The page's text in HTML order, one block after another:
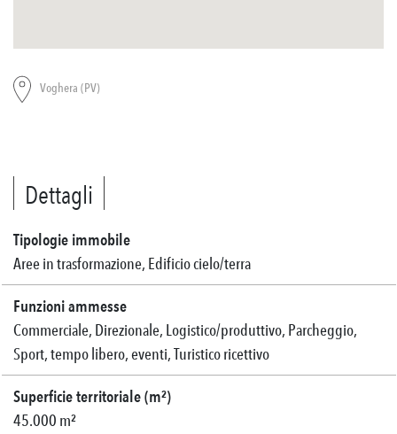
Voghera (PV)
Dettagli
Tipologie immobile
Aree in trasformazione, Edificio cielo/terra
Funzioni ammesse
Commerciale, Direzionale, Logistico/produttivo, Parcheggio,
Sport, tempo libero, eventi, Turistico ricettivo
Superficie territoriale (m²)
45.000 m²